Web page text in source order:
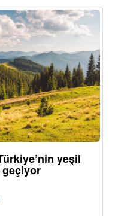
yeşil
geçiyor